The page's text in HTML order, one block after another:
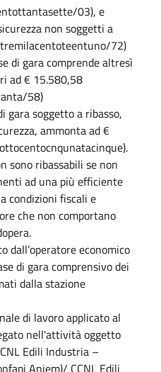
03), e
non soggetti a
72)
di gara comprende altresì
ad € 15.580,58
58)
gara soggetto a ribasso,
ammonta ad €
sono ribassabili se non
ad una più efficiente
condizioni fiscali e
che non comportano
dall’operatore economico
di gara comprensivo dei
dalla stazione
di lavoro applicato al
nell'attività oggetto
Edili Industria –
Aniem)/ CCNL Edili